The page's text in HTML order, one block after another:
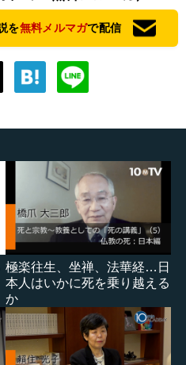
を無料メルマガで配信
極楽往生、坐禅、法華経…日
本人はいかに死を乗り越える
か